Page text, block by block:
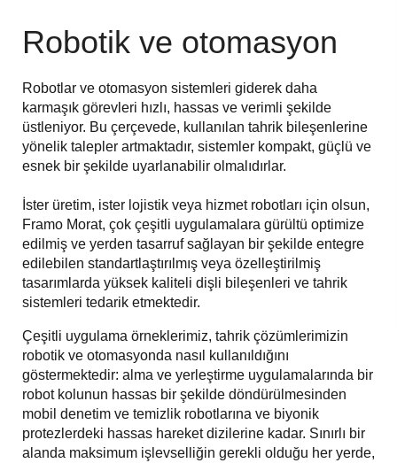
Robotik ve otomasyon
Robotlar ve otomasyon sistemleri giderek daha
karmaşık görevleri hızlı, hassas ve verimli şekilde
üstleniyor. Bu çerçevede, kullanılan tahrik bileşenlerine
yönelik talepler artmaktadır, sistemler kompakt, güçlü ve
esnek bir şekilde uyarlanabilir olmalıdırlar.
İster üretim, ister lojistik veya hizmet robotları için olsun,
Framo Morat, çok çeşitli uygulamalara gürültü optimize
edilmiş ve yerden tasarruf sağlayan bir şekilde entegre
edilebilen standartlaştırılmış veya özelleştirilmiş
tasarımlarda yüksek kaliteli dişli bileşenleri ve tahrik
sistemleri tedarik etmektedir.
Çeşitli uygulama örneklerimiz, tahrik çözümlerimizin
robotik ve otomasyonda nasıl kullanıldığını
göstermektedir: alma ve yerleştirme uygulamalarında bir
robot kolunun hassas bir şekilde döndürülmesinden
mobil denetim ve temizlik robotlarına ve biyonik
protezlerdeki hassas hareket dizilerine kadar. Sınırlı bir
alanda maksimum işlevselliğin gerekli olduğu her yerde,